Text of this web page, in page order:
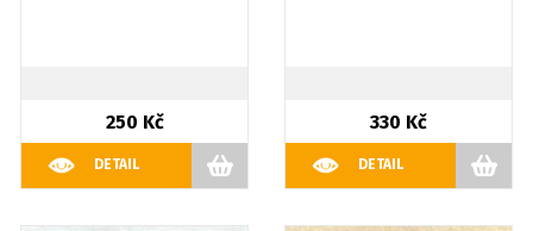
250 Kč
DETAIL
330 Kč
DETAIL